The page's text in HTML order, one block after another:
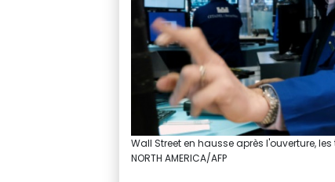
Wall Street en hausse après l'ouverture, les
NORTH AMERICA/AFP